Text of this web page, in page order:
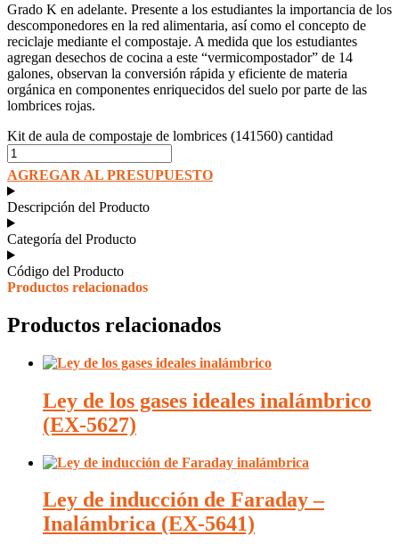
Grado K en adelante. Presente a los estudiantes la importancia de los
descomponedores en la red alimentaria, así como el concepto de
reciclaje mediante el compostaje. A medida que los estudiantes
agregan desechos de cocina a este “vermicompostador” de 14
galones, observan la conversión rápida y eficiente de materia
orgánica en componentes enriquecidos del suelo por parte de las
lombrices rojas.
Kit de aula de compostaje de lombrices (141560) cantidad
AGREGAR AL PRESUPUESTO
Descripción del Producto
Categoría del Producto
Código del Producto
Productos relacionados
Productos relacionados
Ley de los gases ideales inalámbrico
(EX-5627)
Ley de inducción de Faraday –
Inalámbrica (EX-5641)